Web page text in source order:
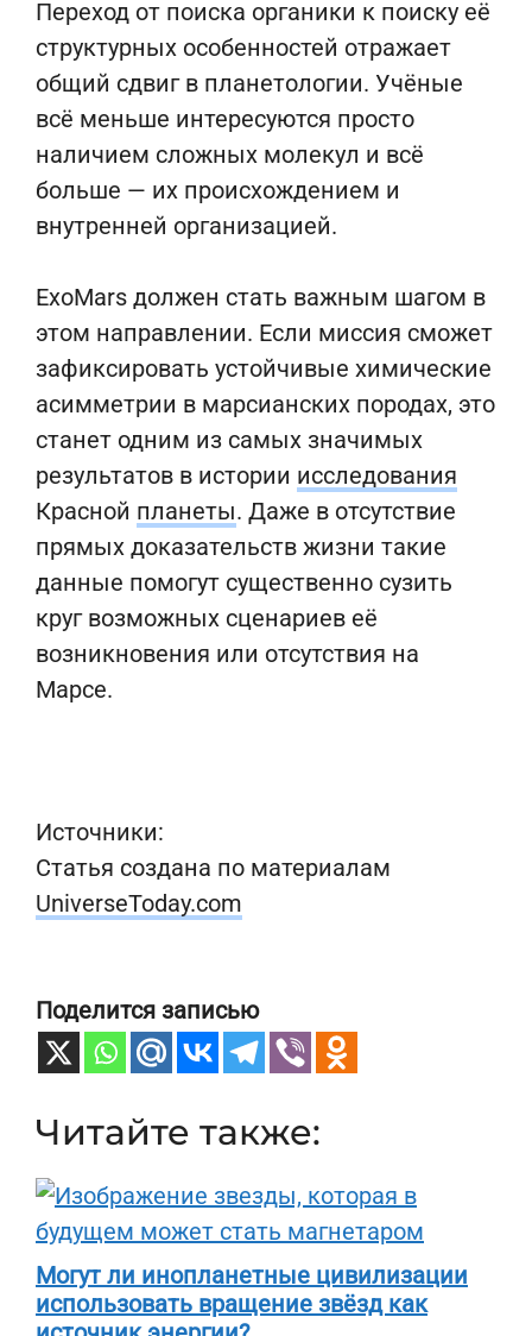
Переход от поиска органики к поиску её
структурных особенностей отражает
общий сдвиг в планетологии. Учёные
всё меньше интересуются просто
наличием сложных молекул и всё
больше — их происхождением и
внутренней организацией.
ExoMars должен стать важным шагом в
этом направлении. Если миссия сможет
зафиксировать устойчивые химические
асимметрии в марсианских породах, это
станет одним из самых значимых
результатов в истории исследования
Красной планеты. Даже в отсутствие
прямых доказательств жизни такие
данные помогут существенно сузить
круг возможных сценариев её
возникновения или отсутствия на
Марсе.
Источники:
Статья создана по материалам
UniverseToday.com
Поделится записью
Читайте также:
Могут ли инопланетные цивилизации
использовать вращение звёзд как